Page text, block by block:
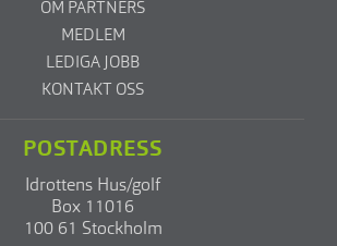
OM PARTNERS
MEDLEM
LEDIGA JOBB
KONTAKT OSS
POSTADRESS
Idrottens Hus/golf
Box 11016
100 61 Stockholm